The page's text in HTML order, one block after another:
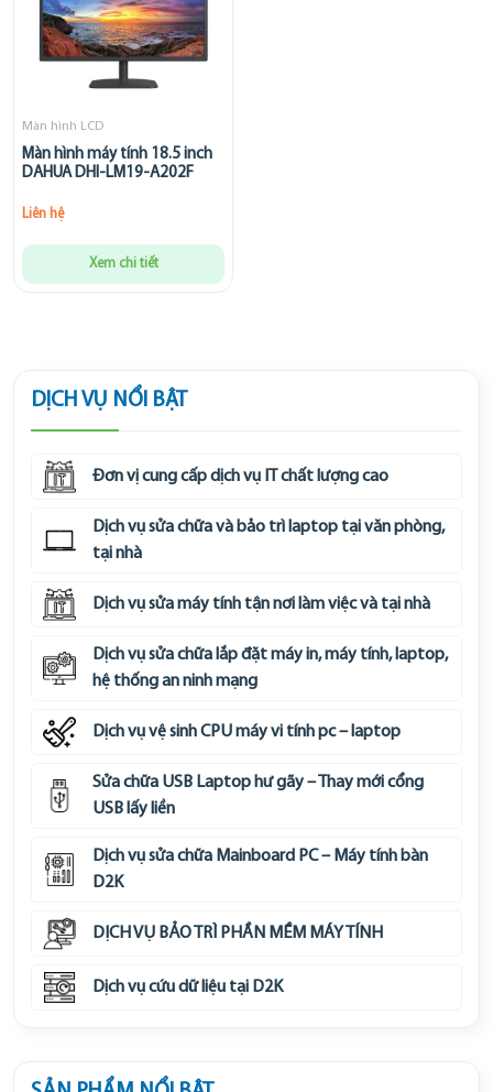
Màn hình LCD
Màn hình máy tính 18.5 inch
DAHUA DHI-LM19-A202F
Liên hệ
Xem chi tiết
DỊCH VỤ NỔI BẬT
Đơn vị cung cấp dịch vụ IT chất lượng cao
Dịch vụ sửa chữa và bảo trì laptop tại văn phòng,
tại nhà
Dịch vụ sửa máy tính tận nơi làm việc và tại nhà
Dịch vụ sửa chữa lắp đặt máy in, máy tính, laptop,
hệ thống an ninh mạng
Dịch vụ vệ sinh CPU máy vi tính pc – laptop
Sửa chữa USB Laptop hư gãy – Thay mới cổng
USB lấy liền
Dịch vụ sửa chữa Mainboard PC – Máy tính bàn
D2K
DỊCH VỤ BẢO TRÌ PHẦN MỀM MÁY TÍNH
Dịch vụ cứu dữ liệu tại D2K